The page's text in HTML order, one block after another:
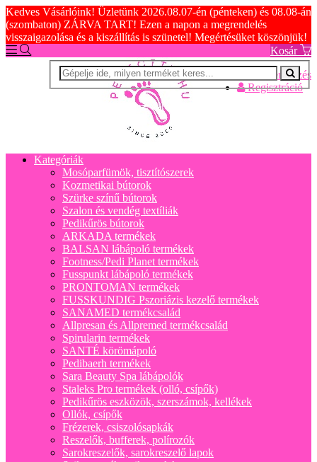
Kedves Vásárlóink! Üzletünk 2026.08.07-én (pénteken) és 08.08-án
(szombaton) ZÁRVA TART! Ezen a napon a megrendelés
visszaigazolása és a kiszállítás is szünetel! Megértésüket köszönjük!
Kosár
Bejelentkezés
Regisztráció
Kategóriák
Mosóparfümök, tisztítószerek
Kozmetikai bútorok
Szürke színű bútorok
Szalon és vendég textíliák
Pedikűrös bútorok
ARKADA termékek
BALSAN lábápoló termékek
Footness/Pedi Planet termékek
Fusspunkt lábápoló termékek
PRONTOMAN termékek
FUSSKUNDIG Pszoriázis kezelő termékek
SANAMED termékcsalád
Allpresan és Allpremed termékcsalád
Spirularin termékek
SANTÉ körömápoló
Pedibaerh termékek
Sara Beauty Spa lábápolók
Staleks Pro termékek (olló, csípők)
Pedikűrös eszközök, szerszámok, kellékek
Ollók, csípők
Frézerek, csiszolósapkák
Reszelők, bufferek, polírozók
Sarokreszelők, sarokreszelő lapok